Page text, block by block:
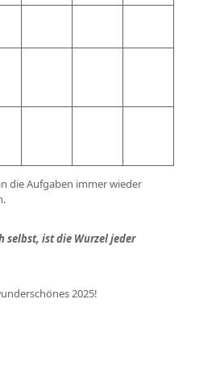
die Aufgaben immer wieder
selbst, ist die Wurzel jeder
2025!